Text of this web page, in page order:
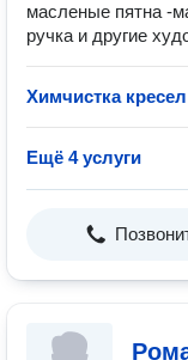
масленые пятна -
ручка и другие
Химчистка кресел
Ещё 4 услуги